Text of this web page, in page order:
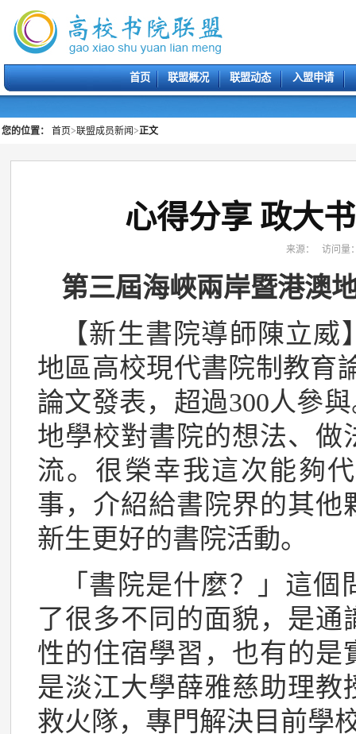
首页 联盟概况 联盟动态 入盟申请
您的位置： 首页>联盟成员新闻>正文
心得分享 政大
来源： 访问量
第三屆海峽兩岸暨港澳
【新生書院導師陳立
地區高校現代書院制教育
論文發表，超過300人參
地學校對書院的想法、
流。很榮幸我這次能夠
事，介紹給書院界的其
新生更好的書院活動。
「書院是什麼？」這
了很多不同的面貌，是
性的住宿學習，也有的
是淡江大學薛雅慈助理
救火隊，專門解決目前學